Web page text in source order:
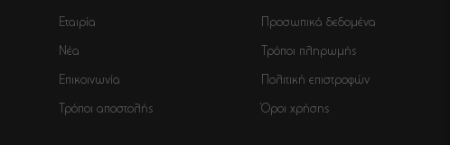
Εταιρία
Νέα
Επικοινωνία
Τρόποι αποστολής
Προσωπικά δεδομένα
Τρόποι πληρωμής
Πολιτική επιστροφών
Όροι χρήσης